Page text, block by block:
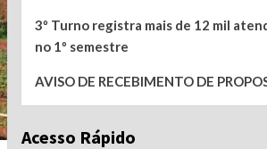
3º Turno registra mais de 12 mil
no 1º semestre
AVISO DE RECEBIMENTO DE
Acesso Rápido